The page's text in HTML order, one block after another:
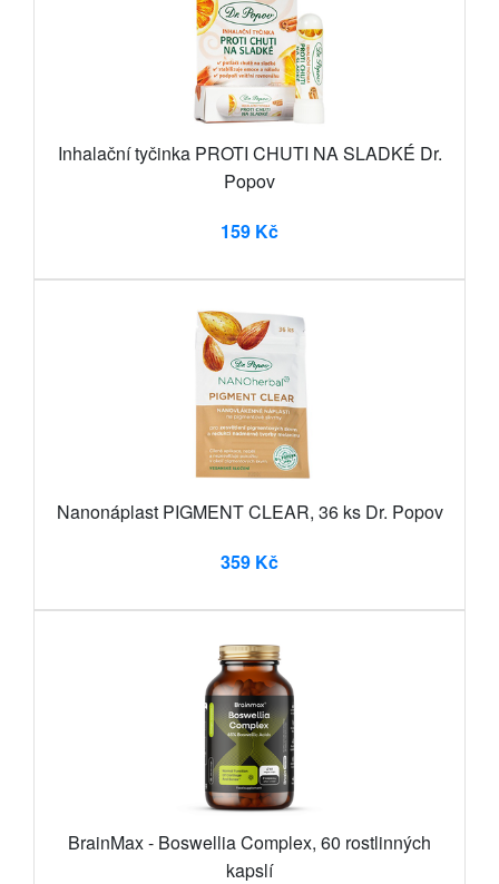
Inhalační tyčinka PROTI CHUTI NA SLADKÉ Dr.
Popov
159 Kč
Nanonáplast PIGMENT CLEAR, 36 ks Dr. Popov
359 Kč
BrainMax - Boswellia Complex, 60 rostlinných
kapslí